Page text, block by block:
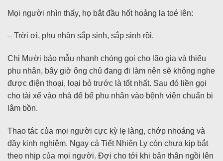
Mọi người nhìn thấy, họ bắt đầu hốt hoảng la toé lên:
– Trời ơi, phu nhân sắp sinh, sắp sinh rồi.
Chị Mười bảo mẫu nhanh chóng gọi cho lão gia và thiếu
phu nhân, bây giờ ông chủ đang đi làm nên sẽ không nghe
được điện thoại, loại bỏ trước là tốt nhất. Sau đó liền gọi
cho tài xế vào nhà để bế phu nhân vào bệnh viện chuẩn bị
lâm bồn.
Thao tác của mọi người cực kỳ lẹ làng, chớp nhoáng và
đầy kinh nghiệm. Ngay cả Tiết Nhiên Ly còn chưa kịp bắt
theo nhịp của mọi người. Đợi cho tới khi bản thân ngồi lên